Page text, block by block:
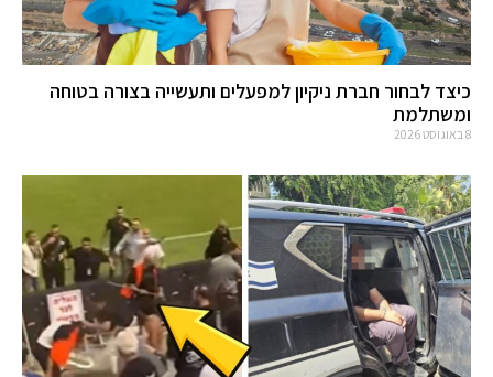
כיצד לבחור חברת ניקיון למפעלים ותעשייה בצורה בטוחה
ומשתלמת
8 באוגוסט 2026